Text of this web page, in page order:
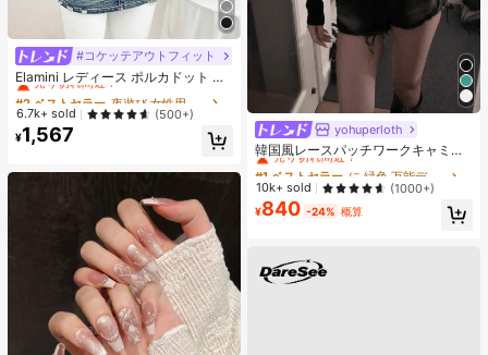
#コケッテアウトフィット
Elamini レディース ポルカドット パ
ッチワーク レーストリム 配色 ウエ
スト ショートスリーブ トップス 夏
用
#2 ベストセラー
夜遊び 女性用ブラウス
売り切れ間近！
#2 ベストセラー
売り切れ間近！
#2 ベストセラー
売り切れ間近！
#2 ベストセラー
6.7k+ sold (500+)
¥1,567 yohuperloth
韓国風レースパッチワークキャミソ
ールタンクトップ、Y2Kエステティ
ック、ストリートウェアカジュアル
サマー
#1 ベストセラー
売り切れ間近！
#1 ベストセラー
売り切れ間近！
#1 ベストセラー
売り切れ間近！
#1 ベストセラー
10k+ sold (1000+)
¥840 -24% 概算